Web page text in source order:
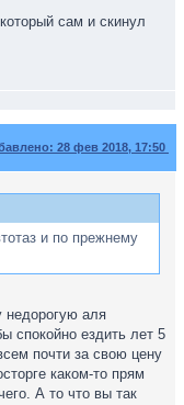
сам и скинул
28 фев 2018, 17:50
и по прежнему
аля
спокойно ездить лет 5
почти за свою цену
каком-то прям
А то что вы так